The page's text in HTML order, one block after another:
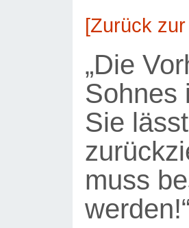
[Zurück
„Die
Sohnes
Sie
muss